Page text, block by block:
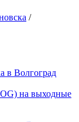
/
в Волгоград
на выходные